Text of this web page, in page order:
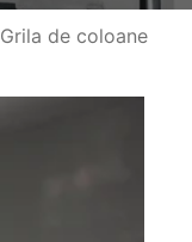
Grila de coloane